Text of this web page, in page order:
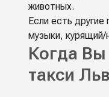
животных.
Если есть
музыки, курящий/
Когда Вы
такси